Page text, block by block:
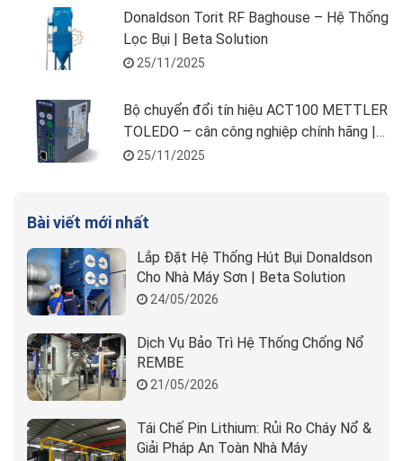
Donaldson Torit RF Baghouse – Hệ Thống
Lọc Bụi | Beta Solution
25/11/2025
Bộ chuyển đổi tín hiệu ACT100 METTLER
TOLEDO – cân công nghiệp chính hãng |
Beta Solution
25/11/2025
Bài viết mới nhất
Lắp Đặt Hệ Thống Hút Bụi Donaldson
Cho Nhà Máy Sơn | Beta Solution
24/05/2026
Dịch Vụ Bảo Trì Hệ Thống Chống Nổ
REMBE
21/05/2026
Tái Chế Pin Lithium: Rủi Ro Cháy Nổ &
Giải Pháp An Toàn Nhà Máy